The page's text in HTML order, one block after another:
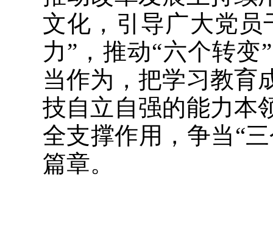
文化，引导广大党员
力”，推动“六个转
当作为，把学习教育
技自立自强的能力本
全支撑作用，争当“
篇章。